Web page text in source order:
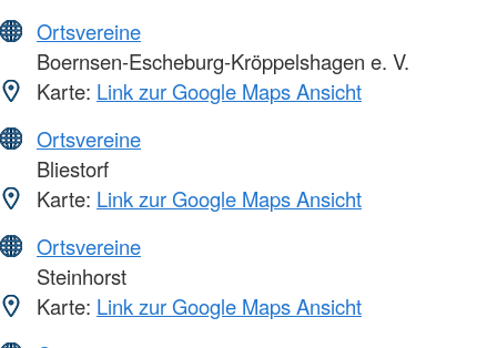
Ortsvereine
Boernsen-Escheburg-Kröppelshagen e. V.
Karte: Link zur Google Maps Ansicht
Ortsvereine
Bliestorf
Karte: Link zur Google Maps Ansicht
Ortsvereine
Steinhorst
Karte: Link zur Google Maps Ansicht